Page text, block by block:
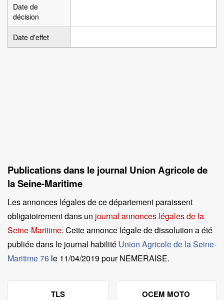
Date de
décision
Date d'effet
Publications dans le journal Union Agricole de
la Seine-Maritime
Les annonces légales de ce département paraissent
obligatoirement dans un journal annonces légales de la
Seine-Maritime. Cette annonce légale de dissolution a été
publiée dans le journal habilité Union Agricole de la Seine-
Maritime 76 le 11/04/2019 pour NEMERAISE.
TLS OCEM MOTO